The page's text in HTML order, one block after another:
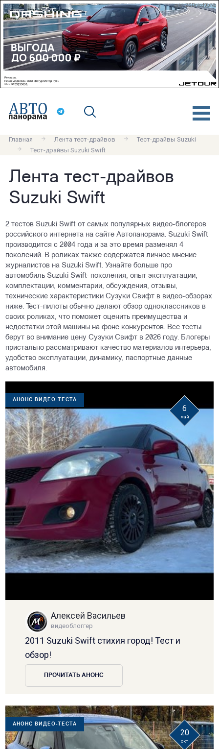
erid: 2SDnjcd9bNb
Главная Лента тест-драйвов
Тест-драйвы Suzuki
Тест-драйвы Suzuki Swift
Лента тест-драйвов
Suzuki Swift
2 тестов Suzuki Swift от самых популярных видео-блогеров
российского интернета на сайте Автопанорама. Suzuki Swift
производится с 2004 года и за это время разменял 4
поколений. В роликах также содержатся личное мнение
журналистов на Suzuki Swift. Узнайте больше про
автомобиль Suzuki Swift: поколения, опыт эксплуатации,
комплектации, комментарии, обсуждения, отзывы,
технические характеристики Сузуки Свифт в видео-обзорах
ниже. Тест-пилоты обычно делают обзор одноклассников в
своих роликах, что поможет оценить преимущества и
недостатки этой машины на фоне конкурентов. Все тесты
берут во внимание цену Сузуки Свифт в 2026 году. Блогеры
пристально рассматривают качество материалов интерьера,
удобство эксплуатации, динамику, паспортные данные
автомобиля.
АНОНС ВИДЕО-ТЕСТА
6
май
Алексей Васильев
видеоблоггер
2011 Suzuki Swift стихия город! Тест и
обзор!
ПРОЧИТАТЬ АНОНС
АНОНС ВИДЕО-ТЕСТА
20
окт